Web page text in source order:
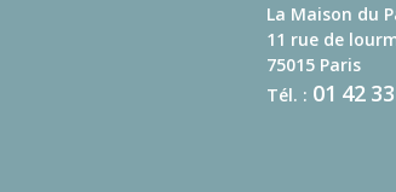
La Maison du
11 rue de
75015 Paris
Tél. : 01 42 33